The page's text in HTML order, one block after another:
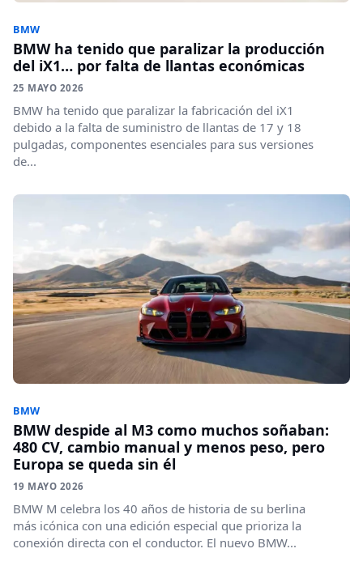
BMW
BMW ha tenido que paralizar la producción
del iX1… por falta de llantas económicas
25 MAYO 2026
BMW ha tenido que paralizar la fabricación del iX1
debido a la falta de suministro de llantas de 17 y 18
pulgadas, componentes esenciales para sus versiones
de...
BMW
BMW despide al M3 como muchos soñaban:
480 CV, cambio manual y menos peso, pero
Europa se queda sin él
19 MAYO 2026
BMW M celebra los 40 años de historia de su berlina
más icónica con una edición especial que prioriza la
conexión directa con el conductor. El nuevo BMW...